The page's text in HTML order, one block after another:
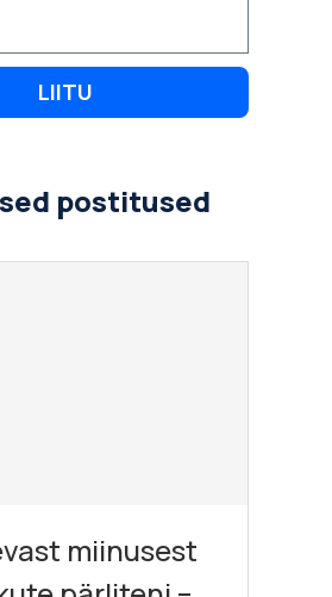
LIITU
postitused
miinusest